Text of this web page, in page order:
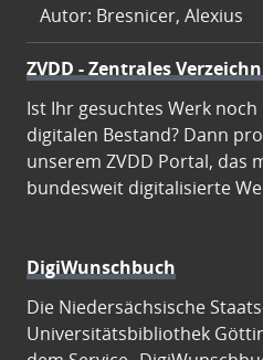
Autor: Bresnicer, Alexius
ZVDD - Zentrales
Ist Ihr gesuchtes Werk
digitalen Bestand? Dann
unserem ZVDD Portal, das
bundesweit digitalisierte
DigiWunschbuch
Die Niedersächsische
Universitätsbibliothek